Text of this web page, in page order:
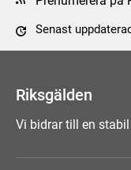
Senast
Riksgälden
Vi bidrar till en